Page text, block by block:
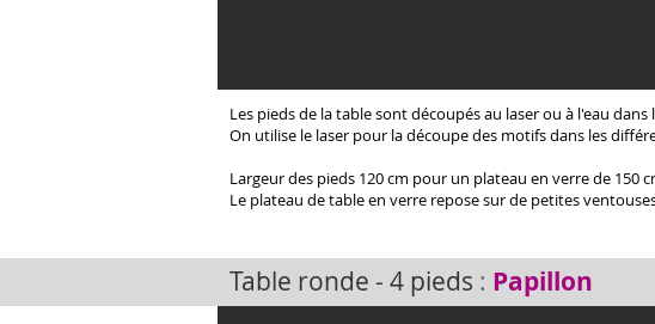
Les pieds de la table sont découpés au laser ou à l'eau
On utilise le laser pour la découpe des motifs dans les
Largeur des pieds 120 cm pour un plateau en verre de 150
Le plateau de table en verre repose sur de petites
Table ronde - 4 pieds : Papillon